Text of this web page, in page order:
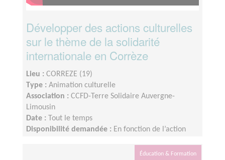
Développer des actions culturelles
sur le thème de la solidarité
internationale en Corrèze
Lieu : CORREZE (19)
Type : Animation culturelle
Association : CCFD-Terre Solidaire Auvergne-
Limousin
Date :
Tout le temps
Disponibilité demandée : En fonction de l’action
Éducation & Formation